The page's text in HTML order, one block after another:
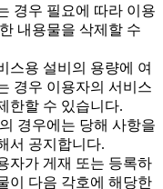
경우 필요에 따라 이용
내용물을 삭제할 수
용 설비의 용량에 여
경우 이용자의 서비스
한할 수 있습니다.
경우에는 당해 사항을
서 공지합니다.
자가 게재 또는 등록하
이 다음 각호에 해당한